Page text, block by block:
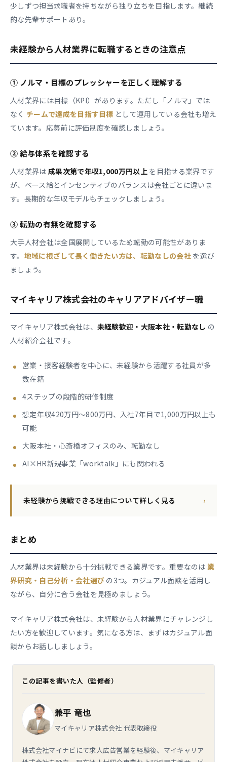
少しずつ担当求職者を持ちながら独り立ちを目指します。継続
的な先輩サポートあり。
未経験から人材業界に転職するときの注意点
① ノルマ・目標のプレッシャーを正しく理解する
人材業界には目標（KPI）があります。ただし「ノルマ」では
なく チームで達成を目指す目標 として運用している会社も増え
ています。応募前に評価制度を確認しましょう。
② 給与体系を確認する
人材業界は 成果次第で年収1,000万円以上 を目指せる業界です
が、ベース給とインセンティブのバランスは会社ごとに違いま
す。長期的な年収モデルもチェックしましょう。
③ 転勤の有無を確認する
大手人材会社は全国展開しているため転勤の可能性がありま
す。 地域に根ざして長く働きたい方は、転勤なしの会社 を選び
ましょう。
マイキャリア株式会社のキャリアアドバイザー職
マイキャリア株式会社は、 未経験歓迎・大阪本社・転勤なし の
人材紹介会社です。
営業・接客経験者を中心に、未経験から活躍する社員が多
数在籍
4ステップの段階的研修制度
想定年収420万円〜800万円、入社7年目で1,000万円以上も
可能
大阪本社・心斎橋オフィスのみ、転勤なし
AI×HR新規事業「worktalk」にも関われる
未経験から挑戦できる理由について詳しく見る ›
まとめ
人材業界は未経験から十分挑戦できる業界です。重要なのは 業
界研究・自己分析・会社選び の3つ。カジュアル面談を活用し
ながら、自分に合う会社を見極めましょう。
マイキャリア株式会社は、未経験から人材業界にチャレンジし
たい方を歓迎しています。気になる方は、まずはカジュアル面
談からお話ししましょう。
この記事を書いた人（監修者）
兼平 竜也
マイキャリア株式会社 代表取締役
株式会社マイナビにて求人広告営業を経験後、マイキャリア